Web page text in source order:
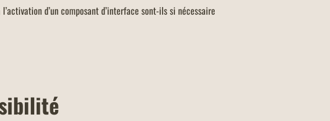
d’un composant d’interface sont-ils si nécessaire